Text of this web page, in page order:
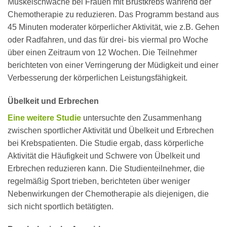
Chemotherapie zu reduzieren. Das Programm bestand aus
45 Minuten moderater körperlicher Aktivität, wie z.B. Gehen
oder Radfahren, und das für drei- bis viermal pro Woche
über einen Zeitraum von 12 Wochen. Die Teilnehmer
berichteten von einer Verringerung der Müdigkeit und einer
Verbesserung der körperlichen Leistungsfähigkeit.
Übelkeit und Erbrechen
Eine weitere Studie untersuchte den Zusammenhang
zwischen sportlicher Aktivität und Übelkeit und Erbrechen
bei Krebspatienten. Die Studie ergab, dass körperliche
Aktivität die Häufigkeit und Schwere von Übelkeit und
Erbrechen reduzieren kann. Die Studienteilnehmer, die
regelmäßig Sport trieben, berichteten über weniger
Nebenwirkungen der Chemotherapie als diejenigen, die
sich nicht sportlich betätigten.